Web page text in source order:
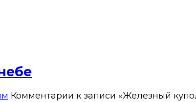
Комментарии к записи «Железный